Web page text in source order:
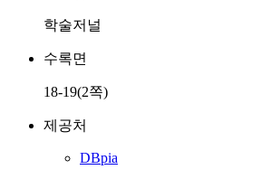
학술저널
수록면
18-19(2쪽)
제공처
DBpia